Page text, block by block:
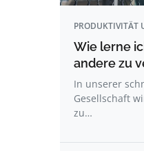
PRODUKTIVITÄT
Wie lerne
andere zu
In unserer
Gesellschaft
zu…